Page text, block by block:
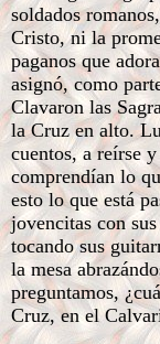
soldados
Cristo, ni la
paganos que
asignó, como
Clavaron las
la Cruz en alto.
cuentos, a reírse
comprendían lo
esto lo que está
jovencitas con
tocando sus
la mesa
preguntamos,
Cruz, en el